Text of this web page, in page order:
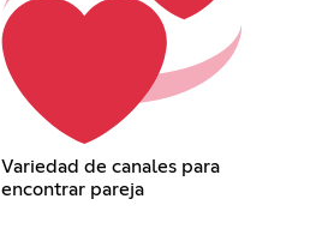
Variedad de canales para
encontrar pareja